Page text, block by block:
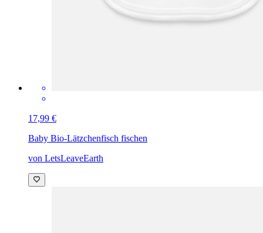
17,99 €
Baby Bio-Lätzchenfisch fischen
von LetsLeaveEarth